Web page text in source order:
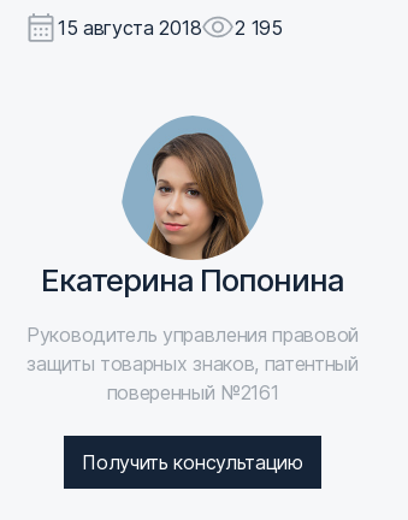
15 августа 2018 2 195
Екатерина Попонина
Руководитель управления правовой
защиты товарных знаков, патентный
поверенный №2161
Получить консультацию